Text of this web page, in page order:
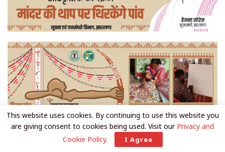
This website uses cookies. By continuing to use this website you
are giving consent to cookies being used. Visit our Privacy and
Cookie Policy. I Agree